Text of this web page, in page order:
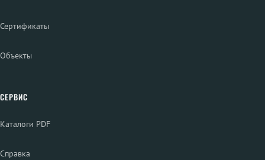
Сертификаты
Объекты
СЕРВИС
Каталоги PDF
Справка